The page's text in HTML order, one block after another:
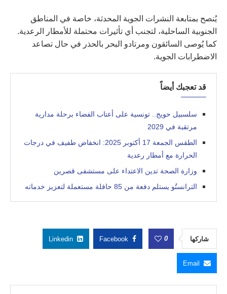
يُنصح بمتابعة النشرات الجوية المحدثة، خاصة في المناطق
الجنوبية الساحلية، لتجنب أي تأثيرات محتملة للأمطار الرعدية.
كما يُوصى السائقون ومرتادو البحر بالحذر في حال تصاعد
الاضطرابات الجوية.
قد تعجبك أيضاً
سلسبيل حويج.. تونسية على أعتاب الفضاء برحلة مدارية
مرتقبة في 2029
الطقس الجمعة 17 أكتوبر 2025: انخفاض طفيف في درجات
الحرارة مع أمطار رعدية
وزارة الصحة تدين الاعتداء على مستشفى قصرين
الترانستُو يستلم دفعة من 85 حافلة مستعملة لتعزيز خدماته
شاركها 0
Facebook
Linkedin
Email